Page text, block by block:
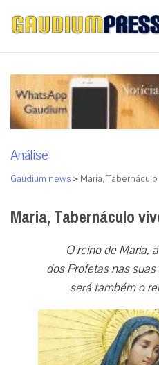
Análise
Gaudium news > Maria,
Maria, Tabernáculo
O reino de Maria,
dos Profetas nas
será também o